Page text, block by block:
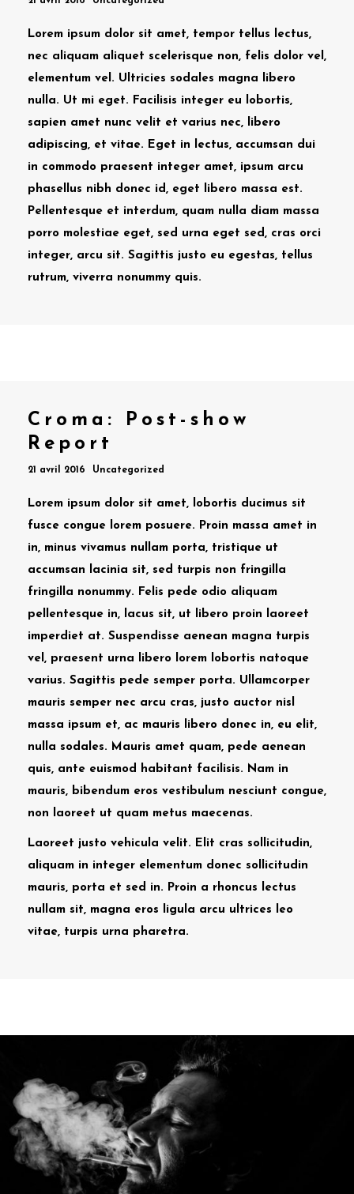
Lorem ipsum dolor sit amet, tempor tellus lectus,
nec aliquam aliquet scelerisque non, felis dolor vel,
elementum vel. Ultricies sodales magna libero
nulla. Ut mi eget. Facilisis integer eu lobortis,
sapien amet nunc velit et varius nec, libero
adipiscing, et vitae. Eget in lectus, accumsan dui
in commodo praesent integer amet, ipsum arcu
phasellus nibh donec id, eget libero massa est.
Pellentesque et interdum, quam nulla diam massa
porro molestiae eget, sed urna eget sed, cras orci
integer, arcu sit. Sagittis justo eu egestas, tellus
rutrum, viverra nonummy quis.
Croma: Post-show
Report
21 avril 2016 Uncategorized
Lorem ipsum dolor sit amet, lobortis ducimus sit
fusce congue lorem posuere. Proin massa amet in
in, minus vivamus nullam porta, tristique ut
accumsan lacinia sit, sed turpis non fringilla
fringilla nonummy. Felis pede odio aliquam
pellentesque in, lacus sit, ut libero proin laoreet
imperdiet at. Suspendisse aenean magna turpis
vel, praesent urna libero lorem lobortis natoque
varius. Sagittis pede semper porta. Ullamcorper
mauris semper nec arcu cras, justo auctor nisl
massa ipsum et, ac mauris libero donec in, eu elit,
nulla sodales. Mauris amet quam, pede aenean
quis, ante euismod habitant facilisis. Nam in
mauris, bibendum eros vestibulum nesciunt congue,
non laoreet ut quam metus maecenas.
Laoreet justo vehicula velit. Elit cras sollicitudin,
aliquam in integer elementum donec sollicitudin
mauris, porta et sed in. Proin a rhoncus lectus
nullam sit, magna eros ligula arcu ultrices leo
vitae, turpis urna pharetra.